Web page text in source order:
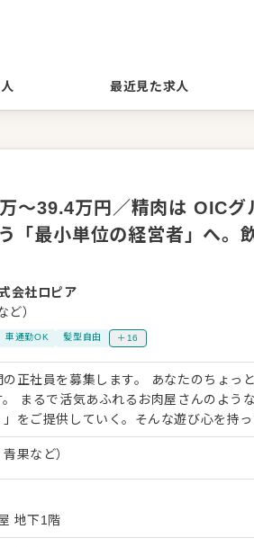
最近見た求人
～39.4万円／精肉は OICグ
「最小単位の経営者」へ。
会社ロピア
）
車通勤OK 髪型自由 ＋16
の正社員を募集します。 あなたのちょっ
まるで活気あふれるお肉屋さんのよう
をご提供していく。そんな遊び心を持っ
も
を聞いたらニヤリ。 "食のテーマパーク"
ださい。 肉のカット術や高度な商品知
ど、精肉調理の経験者は、自由度高く
補として、仕入れから商品開発、攻めの
出せる売場で勝負したい」 「本部の方針
果など）
地下1階